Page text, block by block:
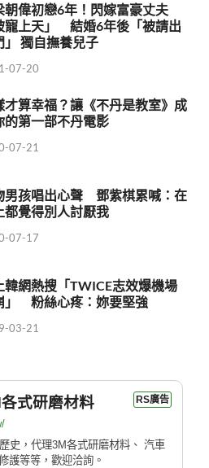
朝偉初戀6年！閃嫁富豪丈夫
寵上天」 結婚6年後「被請出
」 獨自撫養兒子
07-20
才算幸福？讓《不丹是教室》成
的第一部不丹電影
07-21
男孩唱出心聲 鄧紫棋累喊：在
都覺得別人討厭我
07-17
韓網熱搜「TWICE志效爆機場
」 粉絲心疼：妳要堅強
03-21
式研磨材料 RS廣告
史，代理3M各式研磨材料、 汽車
護等等，歡迎洽詢。